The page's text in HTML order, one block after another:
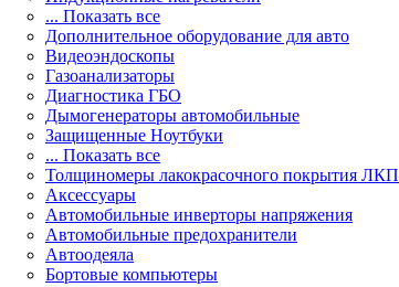
... Показать все
Дополнительное оборудование для авто
Видеоэндоскопы
Газоанализаторы
Диагностика ГБО
Дымогенераторы автомобильные
Защищенные Ноутбуки
... Показать все
Толщиномеры лакокрасочного покрытия ЛКП
Аксессуары
Автомобильные инверторы напряжения
Автомобильные предохранители
Автоодеяла
Бортовые компьютеры